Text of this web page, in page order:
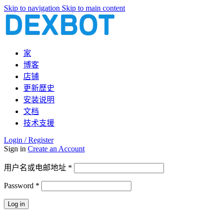
Skip to navigation Skip to main content
家
博客
店铺
更新歷史
安装说明
文档
技术支援
Login / Register
Sign in Create an Account
用户名或电邮地址 *
Password *
Log in